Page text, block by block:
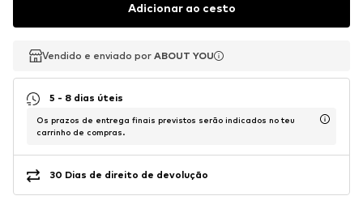
Adicionar ao cesto
Vendido e enviado por ABOUT YOU
Vendido e enviado por ABOUT YOU
5 - 8 dias úteis
Os prazos de entrega finais previstos serão indicados no teu
carrinho de compras.
30 Dias de direito de devolução